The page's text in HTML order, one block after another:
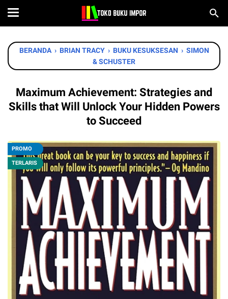
BERANDA › BRIAN TRACY › BUKU KESUKSESAN › SIMON
& SCHUSTER
Maximum Achievement: Strategies and
Skills that Will Unlock Your Hidden Powers
to Succeed
PROMO
TERLARIS